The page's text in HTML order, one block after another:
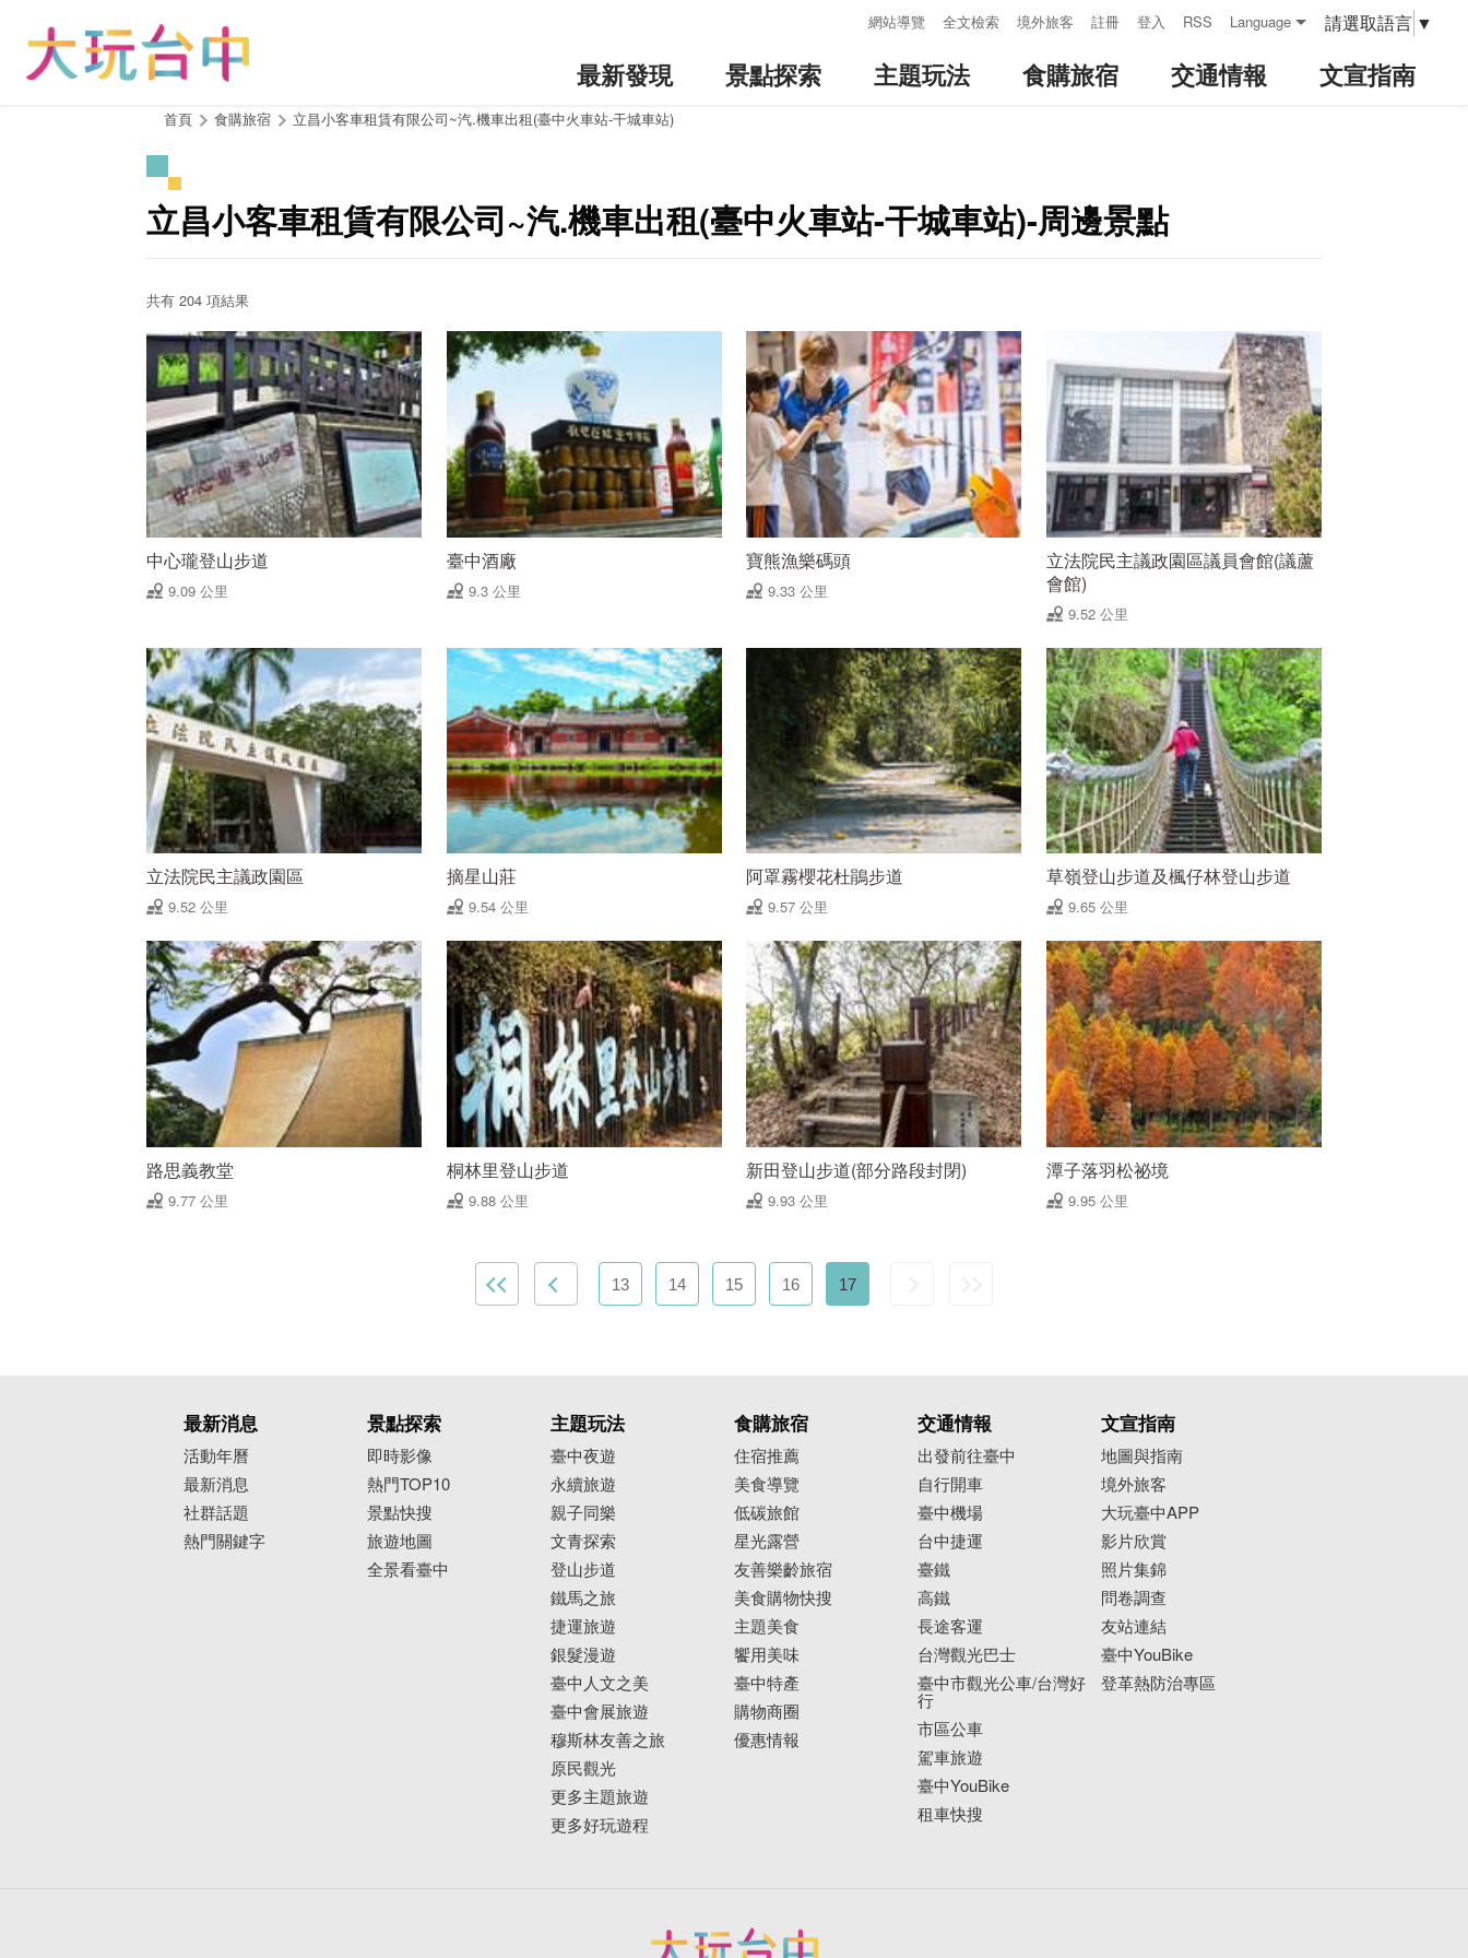
網站導覽 全文檢索 境外旅客 註冊 登入 RSS Language 請選取語言 ▼
最新發現 景點探索 主題玩法 食購旅宿 交通情報 文宣指南
首頁 食購旅宿 立昌小客車租賃有限公司~汽.機車出租(臺中火車站-干城車站)
立昌小客車租賃有限公司~汽.機車出租(臺中火車站-干城車站)-周邊景點
共有 204 項結果
中心瓏登山步道
9.09 公里
臺中酒廠
9.3 公里
寶熊漁樂碼頭
9.33 公里
立法院民主議政園區議員會館(議蘆
會館)
9.52 公里
立法院民主議政園區
9.52 公里
摘星山莊
9.54 公里
阿罩霧櫻花杜鵑步道
9.57 公里
草嶺登山步道及楓仔林登山步道
9.65 公里
路思義教堂
9.77 公里
桐林里登山步道
9.88 公里
新田登山步道(部分路段封閉)
9.93 公里
潭子落羽松祕境
9.95 公里
13 14 15 16 17
最新消息
活動年曆
最新消息
社群話題
熱門關鍵字
景點探索
即時影像
熱門TOP10
景點快搜
旅遊地圖
全景看臺中
主題玩法
臺中夜遊
永續旅遊
親子同樂
文青探索
登山步道
鐵馬之旅
捷運旅遊
銀髮漫遊
臺中人文之美
臺中會展旅遊
穆斯林友善之旅
原民觀光
更多主題旅遊
更多好玩遊程
食購旅宿
住宿推薦
美食導覽
低碳旅館
星光露營
友善樂齡旅宿
美食購物快搜
主題美食
饗用美味
臺中特產
購物商圈
優惠情報
交通情報
出發前往臺中
自行開車
臺中機場
台中捷運
臺鐵
高鐵
長途客運
台灣觀光巴士
臺中市觀光公車/台灣好
行
市區公車
駕車旅遊
臺中YouBike
租車快搜
文宣指南
地圖與指南
境外旅客
大玩臺中APP
影片欣賞
照片集錦
問卷調查
友站連結
臺中YouBike
登革熱防治專區